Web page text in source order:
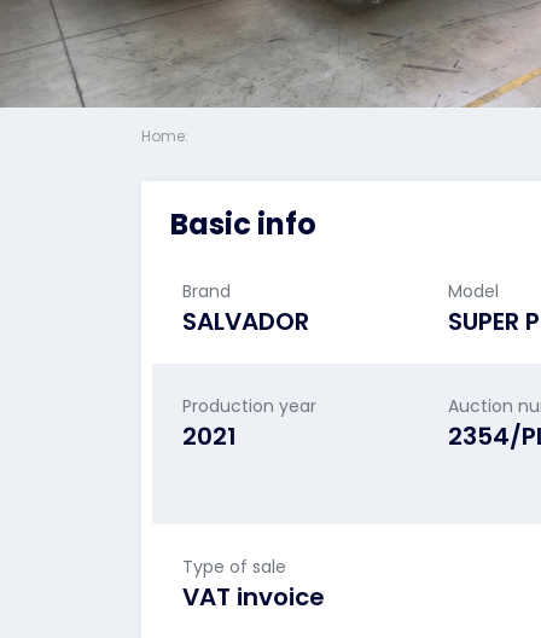
Home:
Basic info
Brand
SALVADOR
Model
SUPER
Production year
2021
Auction
2354/
Type of sale
VAT invoice